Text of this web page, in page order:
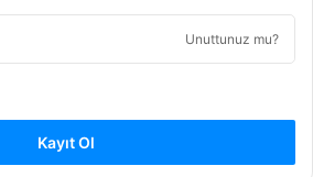
Unuttunuz mu?
Kayıt Ol